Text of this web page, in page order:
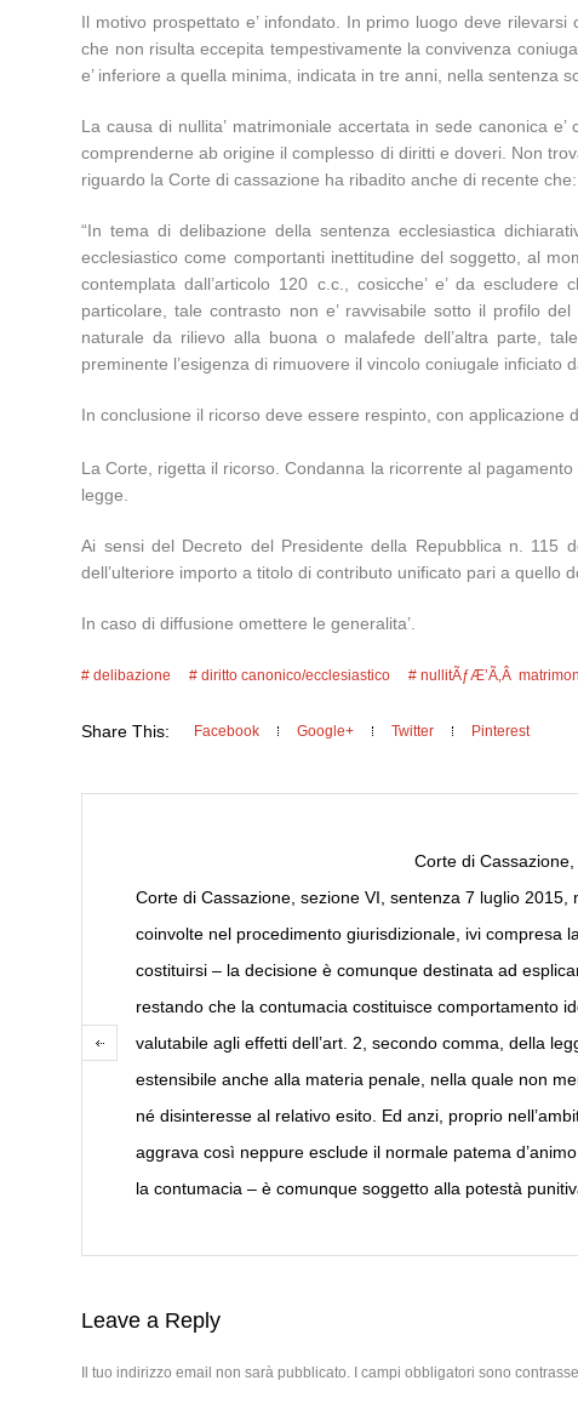
Il motivo prospettato e’ infondato. In primo luogo deve
che non risulta eccepita tempestivamente la convivenza
e’ inferiore a quella minima, indicata in tre anni, nella sentenza
La causa di nullita’ matrimoniale accertata in sede canonica
comprenderne ab origine il complesso di diritti e doveri. Non
riguardo la Corte di cassazione ha ribadito anche di recente che:
“In tema di delibazione della sentenza ecclesiastica
ecclesiastico come comportanti inettitudine del soggetto, al
contemplata dall’articolo 120 c.c., cosicche’ e’ da
particolare, tale contrasto non e’ ravvisabile sotto il profilo
naturale da rilievo alla buona o malafede dell’altra parte,
preminente l’esigenza di rimuovere il vincolo coniugale inficiato
In conclusione il ricorso deve essere respinto, con applicazione
La Corte, rigetta il ricorso. Condanna la ricorrente al
legge.
Ai sensi del Decreto del Presidente della Repubblica n. 115
dell’ulteriore importo a titolo di contributo unificato pari a quello
In caso di diffusione omettere le generalita’.
delibazione diritto canonico/ecclesiastico nullitÃƒÆ’Ã‚Â
Share This: Facebook Google+ Twitter Pinterest
Corte di
Corte di Cassazione, sezione VI, sentenza 7 luglio
coinvolte nel procedimento giurisdizionale, ivi compresa
costituirsi – la decisione è comunque destinata ad
restando che la contumacia costituisce comportamento
valutabile agli effetti dell’art. 2, secondo comma, della
estensibile anche alla materia penale, nella quale non
né disinteresse al relativo esito. Ed anzi, proprio
aggrava così neppure esclude il normale patema
la contumacia – è comunque soggetto alla potestà
Leave a Reply
Il tuo indirizzo email non sarà pubblicato. I campi obbligatori sono